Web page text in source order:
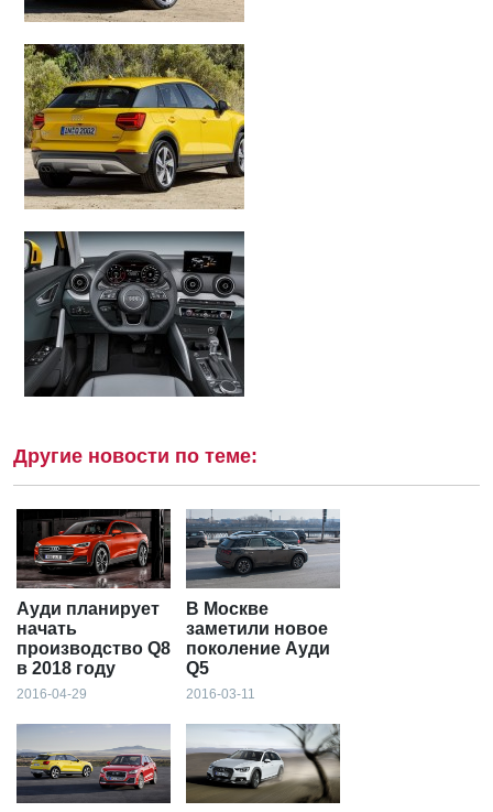
Другие новости по теме:
Ауди планирует
начать
производство Q8
в 2018 году
2016-04-29
В Москве
заметили новое
поколение Ауди
Q5
2016-03-11